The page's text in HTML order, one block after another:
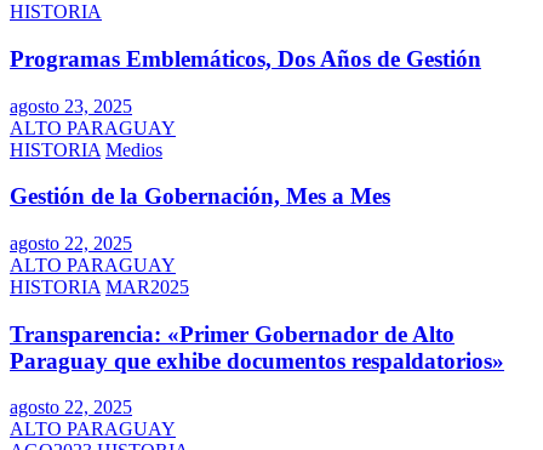
HISTORIA
Programas Emblemáticos, Dos Años de Gestión
agosto 23, 2025
ALTO PARAGUAY
HISTORIA Medios
Gestión de la Gobernación, Mes a Mes
agosto 22, 2025
ALTO PARAGUAY
HISTORIA MAR2025
Transparencia: «Primer Gobernador de Alto
Paraguay que exhibe documentos respaldatorios»
agosto 22, 2025
ALTO PARAGUAY